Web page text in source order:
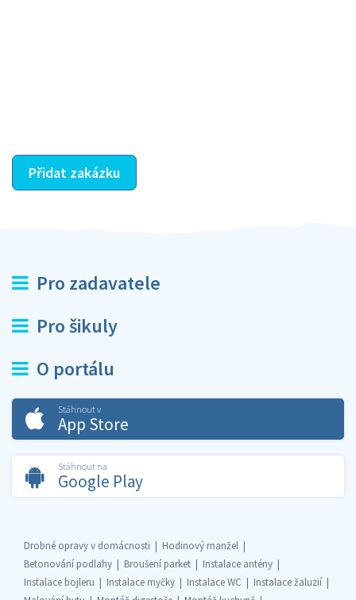
Přidat zakázku
Pro zadavatele
Pro šikuly
O portálu
Stáhnout v
App Store
Stáhnout na
Google Play
Drobné opravy v domácnosti
Hodinový manžel
Betonování podlahy
Broušení parket
Instalace antény
Instalace bojleru
Instalace myčky Instalace WC
Instalace žaluzií